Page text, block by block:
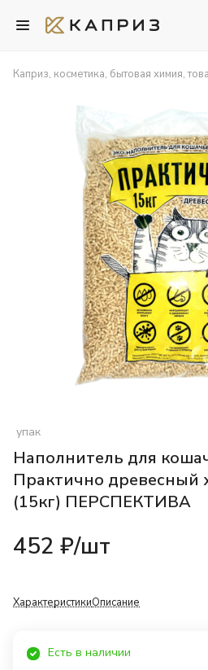
Каприз, косметика, бытовая химия,
упак
Наполнитель для
Практично древесный
(15кг) ПЕРСПЕКТИВА
452 ₽/шт
ХарактеристикиОписание
Есть в наличии